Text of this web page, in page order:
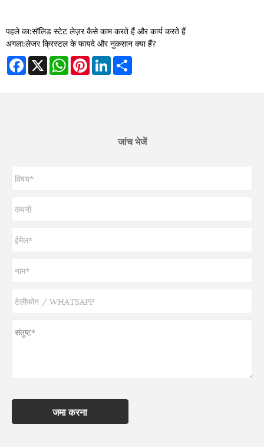
पहले का:सॉलिड स्टेट लेज़र कैसे काम करते हैं और कार्य करते हैं
अगला:लेजर क्रिस्टल के फायदे और नुकसान क्या हैं?
Facebook
X WhatsAppPinterestLinkedIn
जांच भेजें
जमा करना